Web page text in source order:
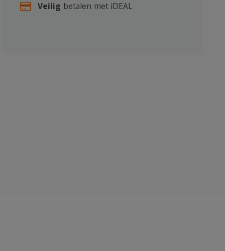
Veilig betalen met iDEAL